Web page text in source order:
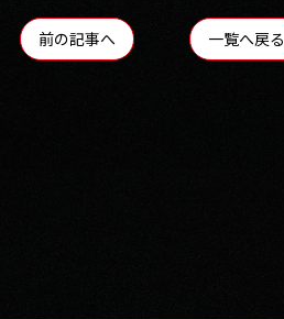
前の記事へ 一覧へ戻る